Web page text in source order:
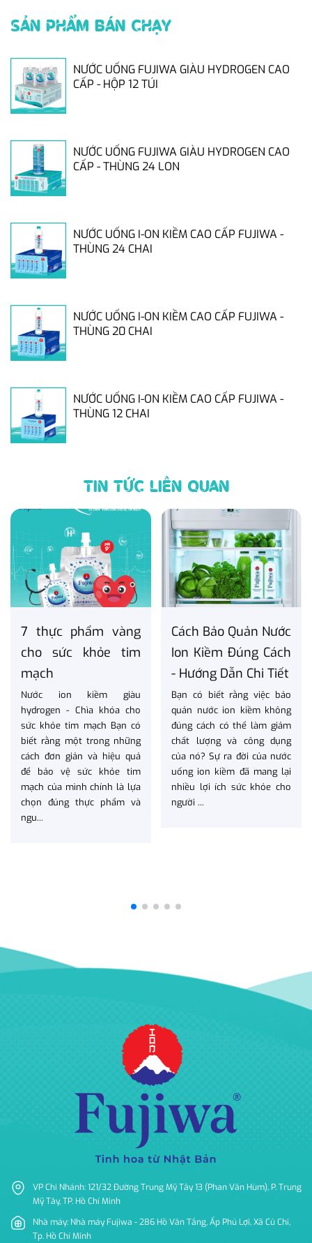
SẢN PHẨM BÁN CHẠY
NƯỚC UỐNG FUJIWA GIÀU HYDROGEN CAO
CẤP - HỘP 12 TÚI
NƯỚC UỐNG FUJIWA GIÀU HYDROGEN CAO
CẤP - THÙNG 24 LON
NƯỚC UỐNG I-ON KIỀM CAO CẤP FUJIWA -
THÙNG 24 CHAI
NƯỚC UỐNG I-ON KIỀM CAO CẤP FUJIWA -
THÙNG 20 CHAI
NƯỚC UỐNG I-ON KIỀM CAO CẤP FUJIWA -
THÙNG 12 CHAI
TIN TỨC LIÊN QUAN
7 thực phẩm vàng
cho sức khỏe tim
mạch
Nước ion kiềm giàu
hydrogen - Chìa khóa cho
sức khỏe tim mạch Bạn có
biết rằng một trong những
cách đơn giản và hiệu quả
để bảo vệ sức khỏe tim
mạch của mình chính là lựa
chọn đúng thực phẩm và
ngu...
Cách Bảo Quản Nước
Ion Kiềm Đúng Cách
- Hướng Dẫn Chi Tiết
Bạn có biết rằng việc bảo
quản nước ion kiềm không
đúng cách có thể làm giảm
chất lượng và công dụng
của nó? Sự ra đời của nước
uống ion kiềm đã mang lại
nhiều lợi ích sức khỏe cho
người ...
VP Chi Nhánh: 121/32 Đường Trung Mỹ Tây 13 (Phan Văn Hùm), P. Trung
Mỹ Tây, TP. Hồ Chí Minh
Nhà máy: Nhà máy Fujiwa - 286 Hồ Văn Tắng, Ấp Phú Lợi, Xã Củ Chi,
Tp. Hồ Chí Minh